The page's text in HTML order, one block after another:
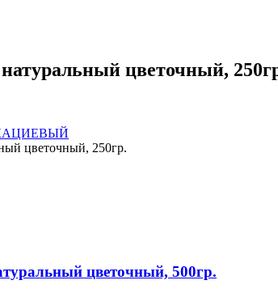
цветочный,
цветочный, 250гр.
цветочный, 500гр.